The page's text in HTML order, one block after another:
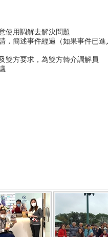
使用調解去解決問題
，簡述事件經過（如果事件已
雙方要求，為雙方轉介調解員